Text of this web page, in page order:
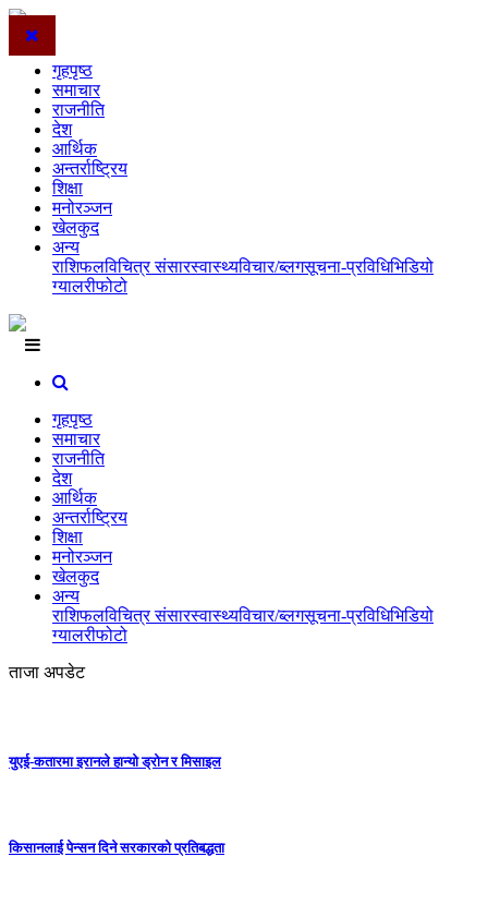
गृहपृष्ठ
समाचार
राजनीति
देश
आर्थिक
अन्तर्राष्ट्रिय
शिक्षा
मनोरञ्जन
खेलकुद
अन्य
राशिफलविचित्र संसारस्वास्थ्यविचार/ब्लगसूचना-प्रविधिभिडियो
ग्यालरीफोटो
गृहपृष्ठ
समाचार
राजनीति
देश
आर्थिक
अन्तर्राष्ट्रिय
शिक्षा
मनोरञ्जन
खेलकुद
अन्य
राशिफलविचित्र संसारस्वास्थ्यविचार/ब्लगसूचना-प्रविधिभिडियो
ग्यालरीफोटो
ताजा अपडेट
युएई-कतारमा इरानले हान्यो ड्रोन र मिसाइल
किसानलाई पेन्सन दिने सरकारको प्रतिबद्धता